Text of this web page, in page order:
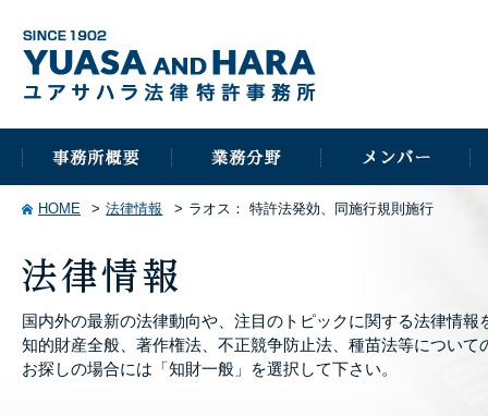
HOME 法律情報 ラオス： 特許法発効、同施行規則施行
国内外の最新の法律動向や、注目のトピックに関する法律情報
知的財産全般、著作権法、不正競争防止法、種苗法等について
お探しの場合には「知財一般」を選択して下さい。